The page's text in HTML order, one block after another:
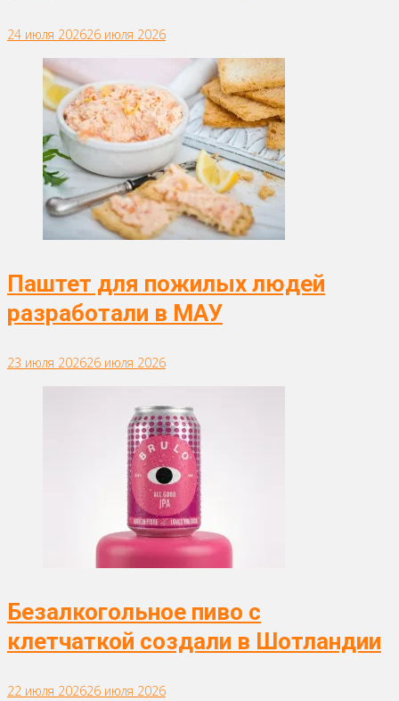
24 июля 202626 июля 2026
Паштет для пожилых людей
разработали в МАУ
23 июля 202626 июля 2026
Безалкогольное пиво с
клетчаткой создали в Шотландии
22 июля 202626 июля 2026